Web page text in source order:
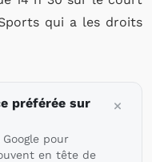
qui a les droits
préférée sur
pour
en tête de